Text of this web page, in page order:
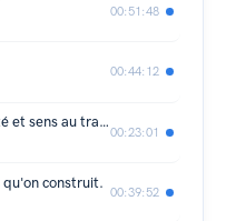
00:51:48
00:44:12
Génération 90 : entre sécurité et sens au travail
00:23:01
qu'on construit.
00:39:52